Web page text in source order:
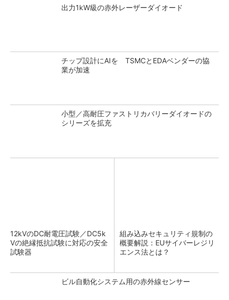
出力1kW級の赤外レーザーダイオード
チップ設計にAIを TSMCとEDAベンダーの協
業が加速
小型／高耐圧ファストリカバリーダイオードの
シリーズを拡充
12kVのDC耐電圧試験／DC5k
Vの絶縁抵抗試験に対応の安全
試験器
組み込みセキュリティ規制の
概要解説：EUサイバーレジリ
エンス法とは？
ビル自動化システム用の赤外線センサー